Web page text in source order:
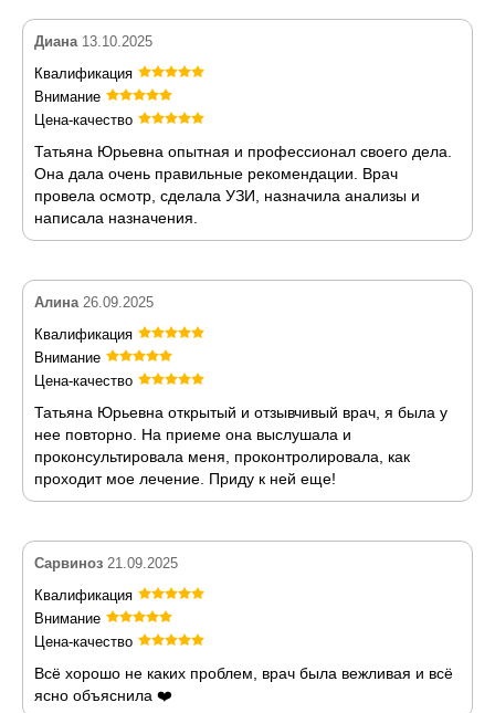
Диана 13.10.2025
Квалификация
Внимание
Цена-качество
Татьяна Юрьевна опытная и профессионал своего дела.
Она дала очень правильные рекомендации. Врач
провела осмотр, сделала УЗИ, назначила анализы и
написала назначения.
Алина 26.09.2025
Квалификация
Внимание
Цена-качество
Татьяна Юрьевна открытый и отзывчивый врач, я была у
нее повторно. На приеме она выслушала и
проконсультировала меня, проконтролировала, как
проходит мое лечение. Приду к ней еще!
Сарвиноз 21.09.2025
Квалификация
Внимание
Цена-качество
Всё хорошо не каких проблем, врач была вежливая и всё
ясно объяснила ❤️